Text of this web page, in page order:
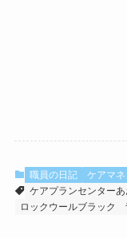
職員の日記
ケアマ
ケアプランセンター
ロックウールブラック